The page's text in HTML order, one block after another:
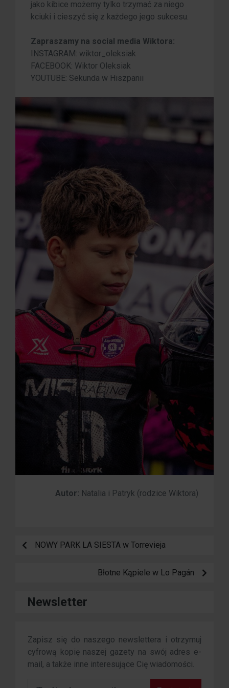
jako kibice możemy tylko trzymać za niego
kciuki i cieszyć się z każdego jego sukcesu.
Zapraszamy na social media Wiktora:
INSTAGRAM: wiktor_oleksiak
FACEBOOK: Wiktor Oleksiak
YOUTUBE: Sekunda w Hiszpanii
Autor: Natalia i Patryk (rodzice Wiktora)
NOWY PARK LA SIESTA w Torrevieja
Błotne Kąpiele w Lo Pagán
Newsletter
Zapisz się do naszego newslettera i otrzymuj
cyfrową kopię naszej gazety na swój adres e-
mail, a także inne interesujące Cię wiadomości.